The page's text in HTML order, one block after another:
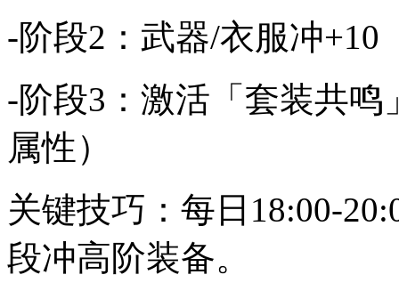
-阶段2：武器/衣服冲+10
-阶段3：激活「套装共
属性）
关键技巧：每日18:00-
段冲高阶装备。